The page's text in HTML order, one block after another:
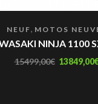
NEUF, MOTOS
NINJA 1100
15499,00€ 13849,00